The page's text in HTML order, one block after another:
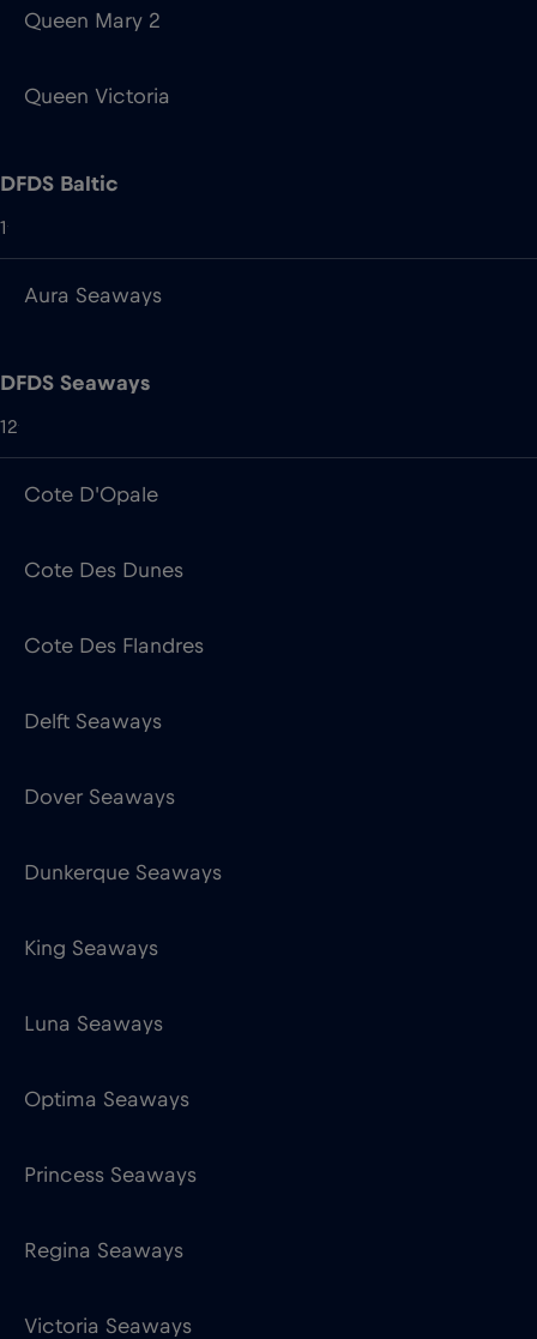
Queen Mary 2
Queen Victoria
DFDS Baltic
1
Aura Seaways
DFDS Seaways
12
Cote D'Opale
Cote Des Dunes
Cote Des Flandres
Delft Seaways
Dover Seaways
Dunkerque Seaways
King Seaways
Luna Seaways
Optima Seaways
Princess Seaways
Regina Seaways
Victoria Seaways